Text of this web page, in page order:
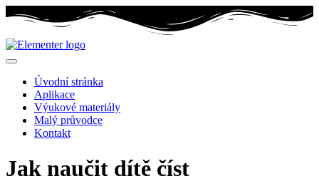
Úvodní stránka
Aplikace
Výukové materiály
Malý průvodce
Kontakt
Jak naučit dítě číst